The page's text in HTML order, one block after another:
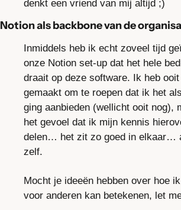
denkt een vriend van mij altijd ;)
Notion als backbone van de
Inmiddels heb ik echt zoveel tijd
onze Notion set-up dat het hele
draait op deze software. Ik heb
gemaakt om te roepen dat ik het
ging aanbieden (wellicht ooit nog),
het gevoel dat ik mijn kennis
delen… het zit zo goed in elkaar…
zelf.
Mocht je ideeën hebben over hoe
voor anderen kan betekenen, let